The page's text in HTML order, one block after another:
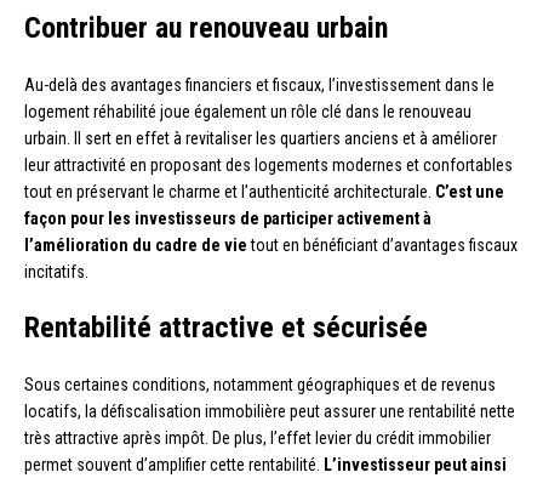
Contribuer au renouveau urbain
Au-delà des avantages financiers et fiscaux, l’investissement dans le
logement réhabilité joue également un rôle clé dans le renouveau
urbain. Il sert en effet à revitaliser les quartiers anciens et à améliorer
leur attractivité en proposant des logements modernes et confortables
tout en préservant le charme et l’authenticité architecturale. C’est une
façon pour les investisseurs de participer activement à
l’amélioration du cadre de vietout en bénéficiant d’avantages fiscaux
incitatifs.
Rentabilité attractive et sécurisée
Sous certaines conditions, notamment géographiques et de revenus
locatifs, la défiscalisation immobilière peut assurer une rentabilité nette
très attractive après impôt. De plus, l’effet levier du crédit immobilier
permet souvent d’amplifier cette rentabilité.
L’investisseur peut ainsi